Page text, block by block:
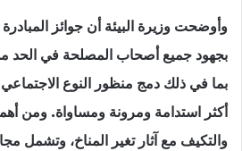
وأوضحت وزيرة البيئة أن جوائز
بجهود جميع أصحاب المصلحة في الحد من
بما في ذلك دمج منظور النوع
أكثر استدامة ومرونة ومساواة. ومن
والتكيف مع آثار تغير المناخ، وتشمل